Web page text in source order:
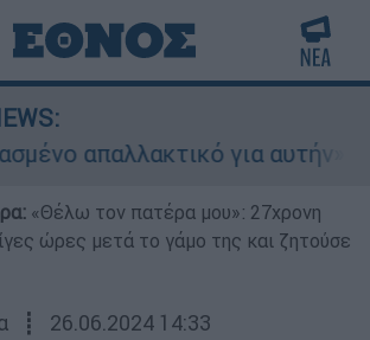
απαλλακτικό για αυτήν»: Τι
«Θέλω τον πατέρα μου»: 27χρονη
ώρες μετά το γάμο της και ζητούσε
┋ 26.06.2024 14:33